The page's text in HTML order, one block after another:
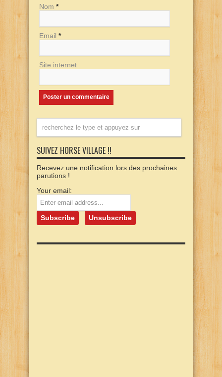
Nom *
Email *
Site internet
SUIVEZ HORSE VILLAGE !!
Recevez une notification lors des prochaines
parutions !
Your email: